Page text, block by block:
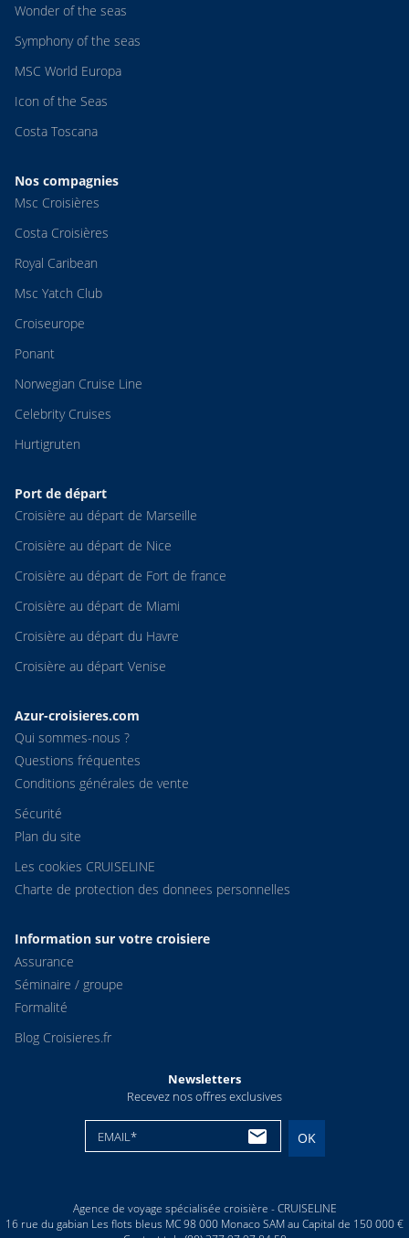
Wonder of the seas
Symphony of the seas
MSC World Europa
Icon of the Seas
Costa Toscana
Nos compagnies
Msc Croisières
Costa Croisières
Royal Caribean
Msc Yatch Club
Croiseurope
Ponant
Norwegian Cruise Line
Celebrity Cruises
Hurtigruten
Port de départ
Croisière au départ de Marseille
Croisière au départ de Nice
Croisière au départ de Fort de france
Croisière au départ de Miami
Croisière au départ du Havre
Croisière au départ Venise
Azur-croisieres.com
Qui sommes-nous ?
Questions fréquentes
Conditions générales de vente
Sécurité
Plan du site
Les cookies CRUISELINE
Charte de protection des donnees personnelles
Information sur votre croisiere
Assurance
Séminaire / groupe
Formalité
Blog Croisieres.fr
Newsletters
Recevez nos offres exclusives
EMAIL* OK
Agence de voyage spécialisée croisière - CRUISELINE
16 rue du gabian Les flots bleus MC 98 000 Monaco SAM au Capital de 150 000 €